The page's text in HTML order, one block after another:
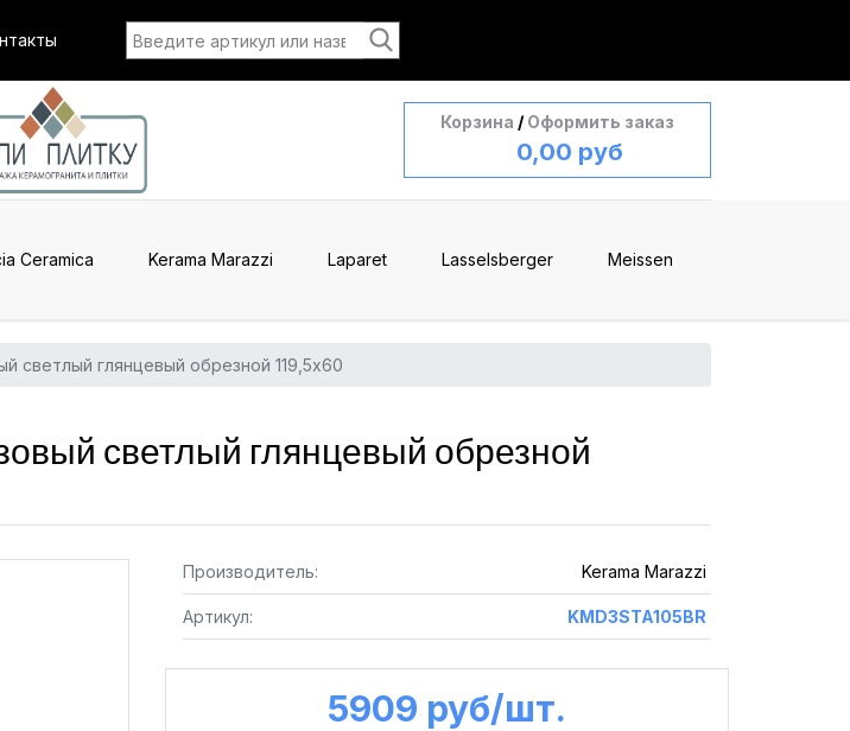
Корзина / Оформить заказ
0,00 руб
Ceramica Kerama Marazzi Laparet Lasselsberger Meissen
светлый глянцевый обрезной 119,5x60
светлый глянцевый обрезной
Производитель: Kerama Marazzi
Артикул: KMD3STA105BR
5909 руб /шт.